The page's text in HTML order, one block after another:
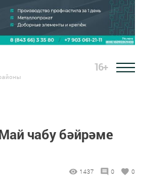
16+
чабу бәйрәме
1437 0 0